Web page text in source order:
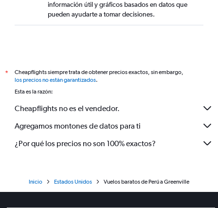
información útil y gráficos basados en datos que
pueden ayudarte a tomar decisiones.
*
Cheapflights siempre trata de obtener precios exactos, sin embargo,
los precios no están garantizados.
Esta es la razón:
Cheapflights no es el vendedor.
Agregamos montones de datos para ti
¿Por qué los precios no son 100% exactos?
Inicio Estados Unidos Vuelos baratos de Perú a Greenville